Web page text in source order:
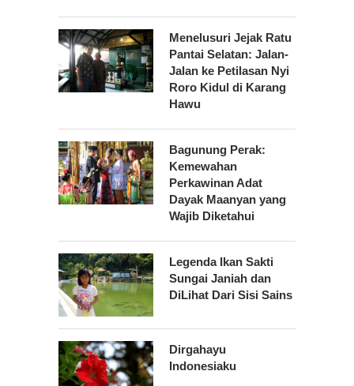
Menelusuri Jejak Ratu
Pantai Selatan: Jalan-
Jalan ke Petilasan Nyi
Roro Kidul di Karang
Hawu
Bagunung Perak:
Kemewahan
Perkawinan Adat
Dayak Maanyan yang
Wajib Diketahui
Legenda Ikan Sakti
Sungai Janiah dan
DiLihat Dari Sisi Sains
Dirgahayu
Indonesiaku